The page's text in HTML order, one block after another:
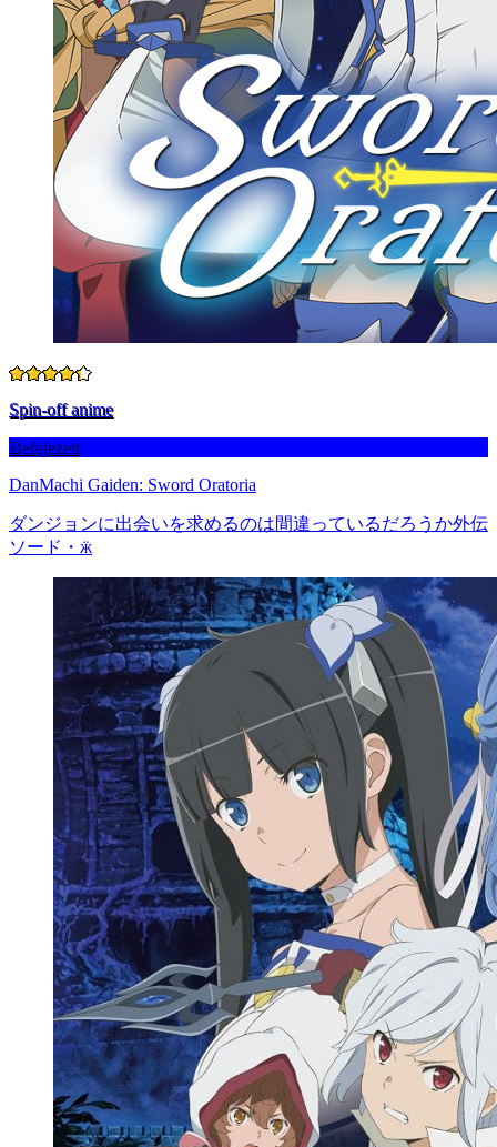
Spin-off anime
Befejezett
DanMachi Gaiden: Sword Oratoria
ダンジョンに出会いを求めるのは間違っているだろうか外伝
ソード・ӝ